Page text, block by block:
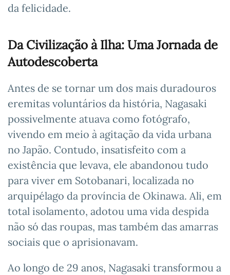
da felicidade.
Da Civilização à Ilha: Uma Jornada de
Autodescoberta
Antes de se tornar um dos mais duradouros
eremitas voluntários da história, Nagasaki
possivelmente atuava como fotógrafo,
vivendo em meio à agitação da vida urbana
no Japão. Contudo, insatisfeito com a
existência que levava, ele abandonou tudo
para viver em Sotobanari, localizada no
arquipélago da província de Okinawa. Ali, em
total isolamento, adotou uma vida despida
não só das roupas, mas também das amarras
sociais que o aprisionavam.
Ao longo de 29 anos, Nagasaki transformou a